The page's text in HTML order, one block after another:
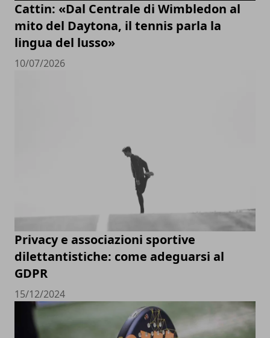
Cattin: «Dal Centrale di Wimbledon al
mito del Daytona, il tennis parla la
lingua del lusso»
10/07/2026
Privacy e associazioni sportive
dilettantistiche: come adeguarsi al
GDPR
15/12/2024